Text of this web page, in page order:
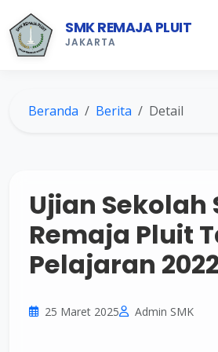
SMK REMAJA PLUIT
JAKARTA
Beranda Berita Detail
Ujian Sekolah
Remaja Pluit
Pelajaran
25 Maret 2025 Admin SMK